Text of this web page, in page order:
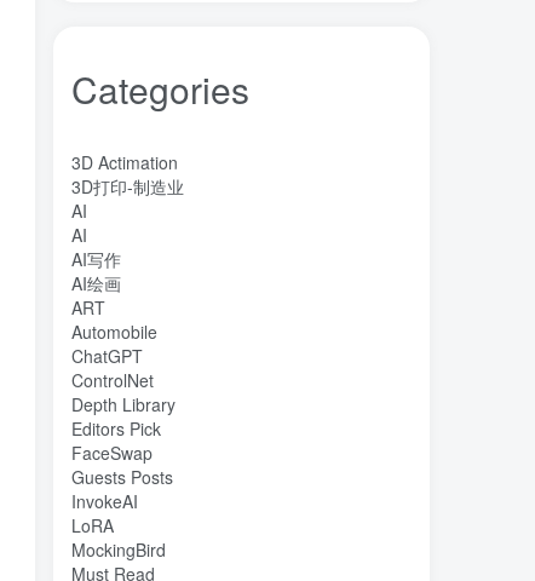
Categories
3D Actimation
3D打印-制造业
AI
AI
AI写作
AI绘画
ART
Automobile
ChatGPT
ControlNet
Depth Library
Editors Pick
FaceSwap
Guests Posts
InvokeAI
LoRA
MockingBird
Must Read